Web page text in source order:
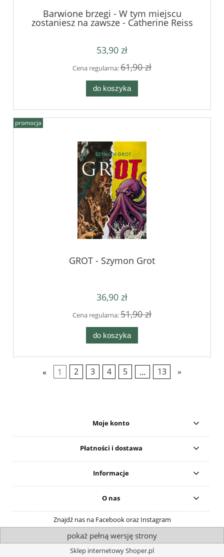
Barwione brzegi - W tym miejscu
zostaniesz na zawsze - Catherine Reiss
53,90 zł
Cena regularna:61,90 zł
do koszyka
GROT - Szymon Grot
36,90 zł
Cena regularna:51,90 zł
do koszyka
promocja
« 1 2 3 4 5 ... 13 »
Moje konto
Płatności i dostawa
Informacje
O nas
Znajdź nas na Facebook oraz Instagram
pokaż pełną wersję strony
Sklep internetowy Shoper.pl